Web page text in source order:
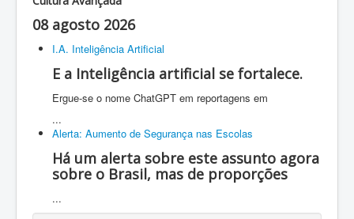
08 agosto 2026
I.A. Inteligência Artificial
E a Inteligência artificial se fortalece.
Ergue-se o nome ChatGPT em reportagens em
...
Alerta: Aumento de Segurança nas Escolas
Há um alerta sobre este assunto agora
sobre o Brasil, mas de proporções
...